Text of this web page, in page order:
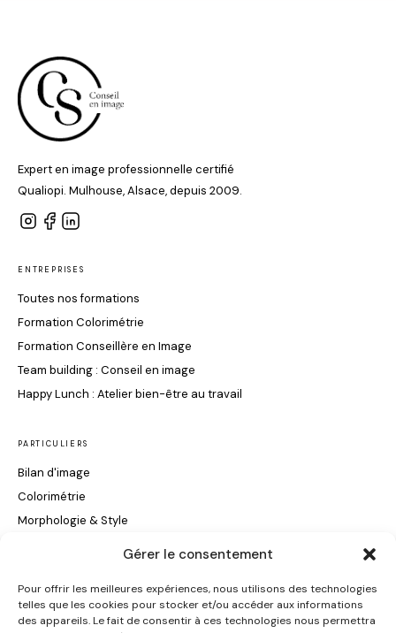
Gérer le consentement
Pour offrir les meilleures expériences, nous utilisons des technologies
telles que les cookies pour stocker et/ou accéder aux informations
des appareils. Le fait de consentir à ces technologies nous permettra
Expert en image professionnelle certifié
Qualiopi. Mulhouse, Alsace, depuis 2009.
ENTREPRISES
Toutes nos formations
Formation Colorimétrie
Formation Conseillère en Image
Team building : Conseil en image
Happy Lunch : Atelier bien-être au travail
PARTICULIERS
Bilan d'image
Colorimétrie
Morphologie & Style
INFORMATIONS